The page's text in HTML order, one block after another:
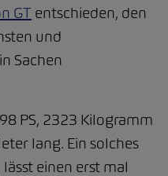
GT entschieden, den
und
Sachen
PS, 2323 Kilogramm
lang. Ein solches
einen erst mal